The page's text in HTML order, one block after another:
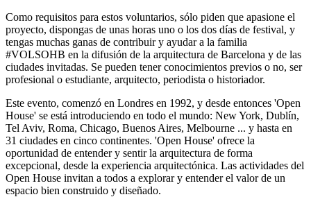
Como requisitos para estos voluntarios, sólo piden que apasione el
proyecto, dispongas de unas horas uno o los dos días de festival, y
tengas muchas ganas de contribuir y ayudar a la familia
#VOLSOHB en la difusión de la arquitectura de Barcelona y de las
ciudades invitadas. Se pueden tener conocimientos previos o no, ser
profesional o estudiante, arquitecto, periodista o historiador.
Este evento, comenzó en Londres en 1992, y desde entonces 'Open
House' se está introduciendo en todo el mundo: New York, Dublín,
Tel Aviv, Roma, Chicago, Buenos Aires, Melbourne ... y hasta en
31 ciudades en cinco continentes. 'Open House' ofrece la
oportunidad de entender y sentir la arquitectura de forma
excepcional, desde la experiencia arquitectónica. Las actividades del
Open House invitan a todos a explorar y entender el valor de un
espacio bien construido y diseñado.